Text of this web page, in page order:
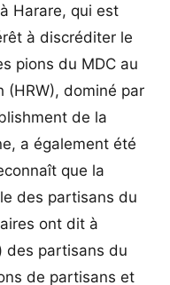
Harare, qui est
à discréditer le
pions du MDC au
(HRW), dominé par
de la
a également été
que la
des partisans du
ont dit à
des partisans du
de partisans et